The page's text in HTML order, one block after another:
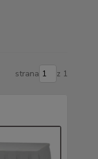
strana z 1